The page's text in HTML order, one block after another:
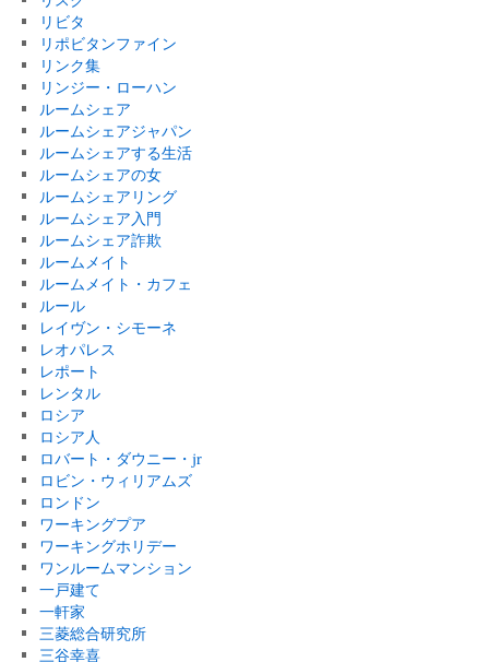
リビタ
リポビタンファイン
リンク集
リンジー・ローハン
ルームシェア
ルームシェアジャパン
ルームシェアする生活
ルームシェアの女
ルームシェアリング
ルームシェア入門
ルームシェア詐欺
ルームメイト
ルームメイト・カフェ
ルール
レイヴン・シモーネ
レオパレス
レポート
レンタル
ロシア
ロシア人
ロバート・ダウニー・jr
ロビン・ウィリアムズ
ロンドン
ワーキングプア
ワーキングホリデー
ワンルームマンション
一戸建て
一軒家
三菱総合研究所
三谷幸喜